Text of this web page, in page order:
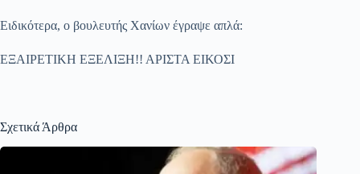
Ειδικότερα, ο βουλευτής Χανίων έγραψε απλά:
ΕΞΑΙΡΕΤΙΚΗ ΕΞΕΛΙΞΗ!! ΑΡΙΣΤΑ ΕΙΚΟΣΙ
Σχετικά Άρθρα